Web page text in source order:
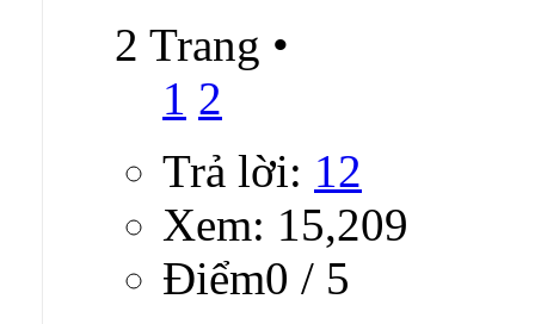
2 Trang •
1 2
Trả lời: 12
Xem: 15,209
Ðiểm0 / 5